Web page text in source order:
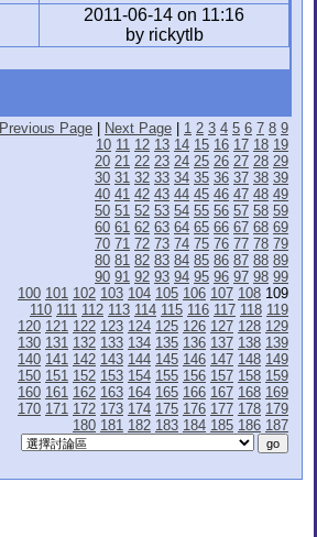
2011-06-14 on 11:16
by rickytlb
Previous Page Next Page 1 2 3 4 5 6 7 8 9
10 11 12 13 14 15 16 17 18 19
20 21 22 23 24 25 26 27 28 29
30 31 32 33 34 35 36 37 38 39
40 41 42 43 44 45 46 47 48 49
50 51 52 53 54 55 56 57 58 59
60 61 62 63 64 65 66 67 68 69
70 71 72 73 74 75 76 77 78 79
80 81 82 83 84 85 86 87 88 89
90 91 92 93 94 95 96 97 98 99
100 101 102 103 104 105 106 107 108 109
110 111 112 113 114 115 116 117 118 119
120 121 122 123 124 125 126 127 128 129
130 131 132 133 134 135 136 137 138 139
140 141 142 143 144 145 146 147 148 149
150 151 152 153 154 155 156 157 158 159
160 161 162 163 164 165 166 167 168 169
170 171 172 173 174 175 176 177 178 179
180 181 182 183 184 185 186 187